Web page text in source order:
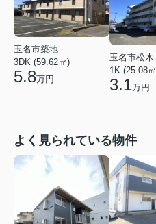
玉名市築地
3DK (59.62㎡)
5.8万円
玉名市松木
1K (25.08
3.1万円
よく見られている物件